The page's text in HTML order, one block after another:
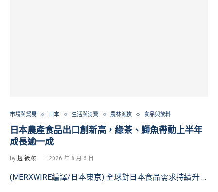
市場與貿易 日本 生活與消費 農林漁牧 食品與飲料
日本農產食品出口創新高，綠茶、鰤魚帶動上半年
成長逾一成
by 趙 筱潔 2026 年 8 月 6 日
(MERXWIRE編譯/日本東京) 全球對日本食品需求持續升 …